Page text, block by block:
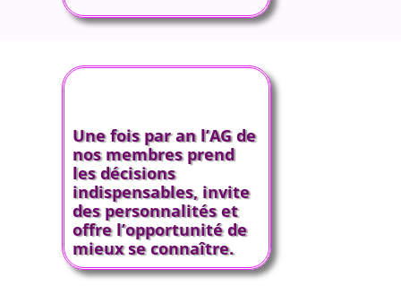
Une fois par an l’AG de
nos membres prend
les décisions
indispensables, invite
des personnalités et
offre l’opportunité de
mieux se connaître.